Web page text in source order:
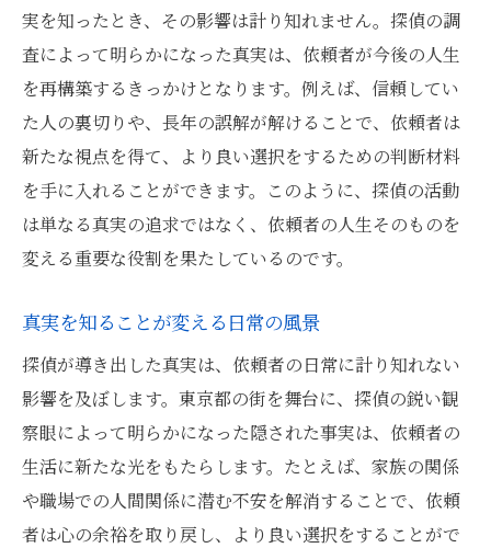
実を知ったとき、その影響は計り知れません。探偵の調
査によって明らかになった真実は、依頼者が今後の人生
を再構築するきっかけとなります。例えば、信頼してい
た人の裏切りや、長年の誤解が解けることで、依頼者は
新たな視点を得て、より良い選択をするための判断材料
を手に入れることができます。このように、探偵の活動
は単なる真実の追求ではなく、依頼者の人生そのものを
変える重要な役割を果たしているのです。
真実を知ることが変える日常の風景
探偵が導き出した真実は、依頼者の日常に計り知れない
影響を及ぼします。東京都の街を舞台に、探偵の鋭い観
察眼によって明らかになった隠された事実は、依頼者の
生活に新たな光をもたらします。たとえば、家族の関係
や職場での人間関係に潜む不安を解消することで、依頼
者は心の余裕を取り戻し、より良い選択をすることがで